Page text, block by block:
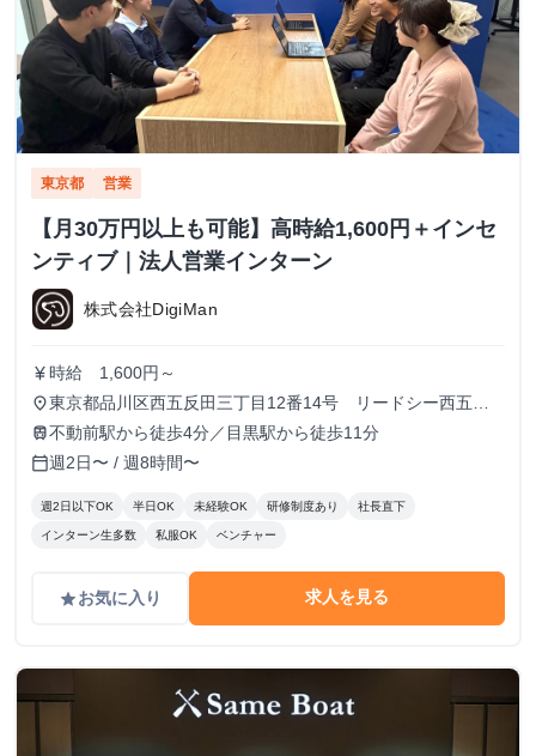
東京都 営業
【月30万円以上も可能】高時給1,600円＋インセ
ンティブ｜法人営業インターン
株式会社DigiMan
currency_yen 時給 1,600円～
place東京都品川区西五反田三丁目12番14号 リードシー西五反
田ビル7-8階（受付8階）
train不動前駅から徒歩4分／目黒駅から徒歩11分
calendar_today週2日〜 / 週8時間〜
週2日以下OK 半日OK 未経験OK 研修制度あり 社長直下
インターン生多数 私服OK ベンチャー
gradeお気に入り 求人を見る